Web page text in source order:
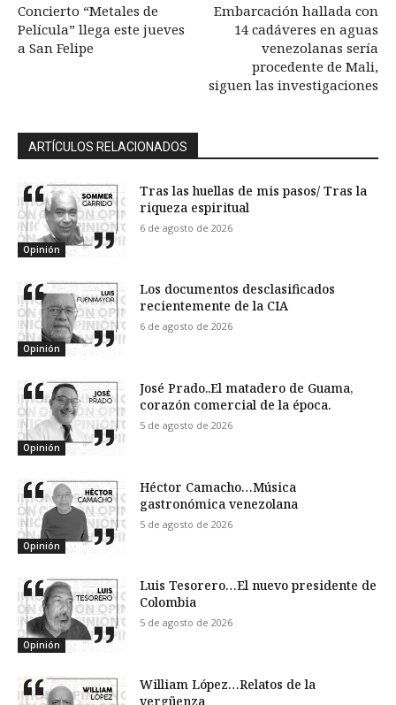
Concierto “Metales de
Película” llega este jueves
a San Felipe
Embarcación hallada con
14 cadáveres en aguas
venezolanas sería
procedente de Mali,
siguen las investigaciones
ARTÍCULOS RELACIONADOS
Opinión
Tras las huellas de mis pasos/ Tras la
riqueza espiritual
6 de agosto de 2026
Opinión
Los documentos desclasificados
recientemente de la CIA
6 de agosto de 2026
Opinión
José Prado..El matadero de Guama,
corazón comercial de la época.
5 de agosto de 2026
Opinión
Héctor Camacho…Música
gastronómica venezolana
5 de agosto de 2026
Opinión
Luis Tesorero…El nuevo presidente de
Colombia
5 de agosto de 2026
William López…Relatos de la
vergüenza